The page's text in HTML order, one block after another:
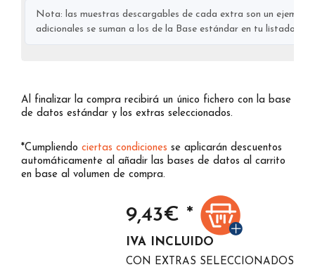
Nota: las muestras descargables de cada extra son un
adicionales se suman a los de la Base estándar en tu listado
Al finalizar la compra recibirá un único fichero con la base
de datos estándar y los extras seleccionados.
*Cumpliendo ciertas condiciones se aplicarán descuentos
automáticamente al añadir las bases de datos al carrito
en base al volumen de compra.
9,43€ *
IVA INCLUIDO
CON EXTRAS SELECCIONADOS